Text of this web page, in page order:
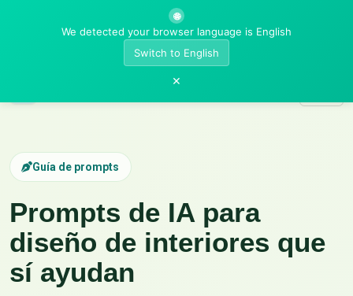
🌐
We detected your browser language is English
Switch to English
×
AI Room Designer
Guía de prompts
Prompts de IA para
diseño de interiores que
sí ayudan